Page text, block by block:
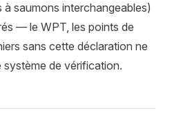
à saumons interchangeables)
— le WPT, les points de
sans cette déclaration ne
de vérification.